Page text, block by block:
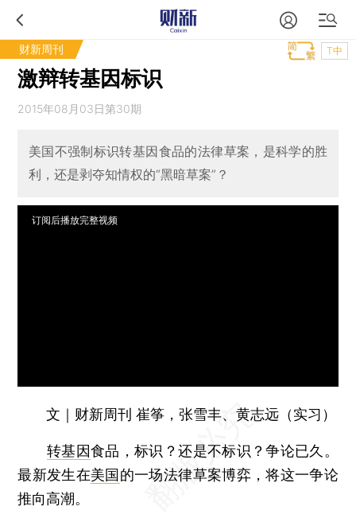
财新周刊 T中
激辩转基因标识
2015年08月03日第30期
美国不强制标识转基因食品的法律草案，是科学的胜
利，还是剥夺知情权的“黑暗草案”？
订阅后播放完整视频
文｜财新周刊 崔筝，张雪丰、黄志远（实习）
转基因食品，标识？还是不标识？争论已久。
最新发生在美国 的一场法律草案博弈，将这一争论
推向高潮。